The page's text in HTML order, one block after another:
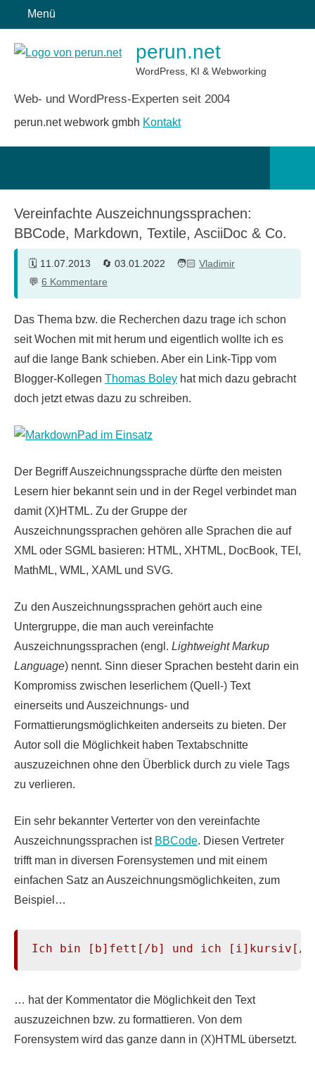
Inhalt
springen
Menü
perun.net
WordPress, KI & Webworking
Web- und WordPress-Experten seit 2004
perun.net webwork gmbh Kontakt
Vereinfachte Auszeichnungssprachen:
BBCode, Markdown, Textile, AsciiDoc & Co.
11.07.2013 03.01.2022
Vladimir
6 Kommentare
Das Thema bzw. die Recherchen dazu trage ich schon
seit Wochen mit mit herum und eigentlich wollte ich es
auf die lange Bank schieben. Aber ein Link-Tipp vom
Blogger-Kollegen Thomas Boley hat mich dazu gebracht
doch jetzt etwas dazu zu schreiben.
Der Begriff Auszeichnungssprache dürfte den meisten
Lesern hier bekannt sein und in der Regel verbindet man
damit (X)HTML. Zu der Gruppe der
Auszeichnungssprachen gehören alle Sprachen die auf
XML oder SGML basieren: HTML, XHTML, DocBook, TEI,
MathML, WML, XAML und SVG.
Zu den Auszeichnungssprachen gehört auch eine
Untergruppe, die man auch vereinfachte
Auszeichnungssprachen (engl. Lightweight Markup
Language) nennt. Sinn dieser Sprachen besteht darin ein
Kompromiss zwischen leserlichem (Quell-) Text
einerseits und Auszeichnungs- und
Formattierungsmöglichkeiten anderseits zu bieten. Der
Autor soll die Möglichkeit haben Textabschnitte
auszuzeichnen ohne den Überblick durch zu viele Tags
zu verlieren.
Ein sehr bekannter Verterter von den vereinfachte
Auszeichnungssprachen ist BBCode. Diesen Vertreter
trifft man in diversen Forensystemen und mit einem
einfachen Satz an Auszeichnungsmöglichkeiten, zum
Beispiel…
Ich bin [b]fett[/b] und ich [i]kursiv[/
… hat der Kommentator die Möglichkeit den Text
auszuzeichnen bzw. zu formattieren. Von dem
Forensystem wird das ganze dann in (X)HTML übersetzt.